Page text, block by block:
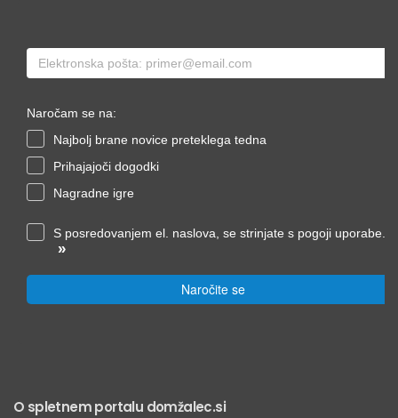
Naročam se na:
Najbolj brane novice preteklega tedna
Prihajajoči dogodki
Nagradne igre
S posredovanjem el. naslova, se strinjate s pogoji uporabe.
»
Naročite se
O spletnem portalu domžalec.si